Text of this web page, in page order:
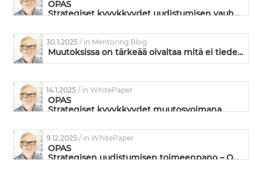
OPAS
Strategiset kyvykkyydet uudistumisen vauhdittajina
30.1.2025/ in Mentoring Blog
Muutoksissa on tärkeää oivaltaa mitä ei tiedetä
14.1.2025/ in WhitePaper
OPAS
Strategiset kyvykkyydet muutosvoimana
9.12.2025/ in WhitePaper
OPAS
Strategisen uudistumisen toimeenpano – Omistautuneiden ja suorituskykyisten tiimien valmentaminen